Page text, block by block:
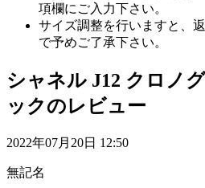
項欄にご入力下さい。
サイズ調整を行いますと、
で予めご了承下さい。
シャネル J12 クロノ
ックのレビュー
2022年07月20日 12:50
無記名